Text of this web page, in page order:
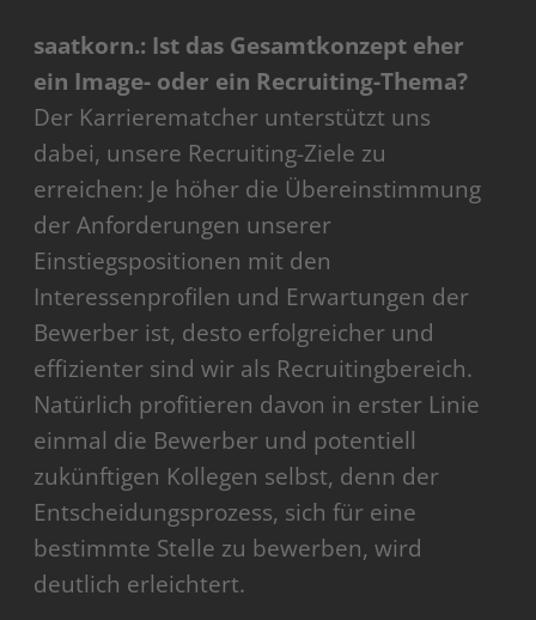
saatkorn.: Ist das Gesamtkonzept eher
ein Image- oder ein Recruiting-Thema?
Der Karrierematcher unterstützt uns
dabei, unsere Recruiting-Ziele zu
erreichen: Je höher die Übereinstimmung
der Anforderungen unserer
Einstiegspositionen mit den
Interessenprofilen und Erwartungen der
Bewerber ist, desto erfolgreicher und
effizienter sind wir als Recruitingbereich.
Natürlich profitieren davon in erster Linie
einmal die Bewerber und potentiell
zukünftigen Kollegen selbst, denn der
Entscheidungsprozess, sich für eine
bestimmte Stelle zu bewerben, wird
deutlich erleichtert.